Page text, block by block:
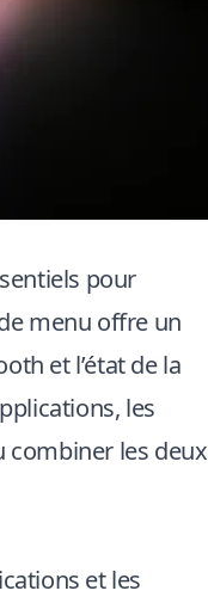
pour
menu offre un
et l’état de la
les
combiner les deux
et les